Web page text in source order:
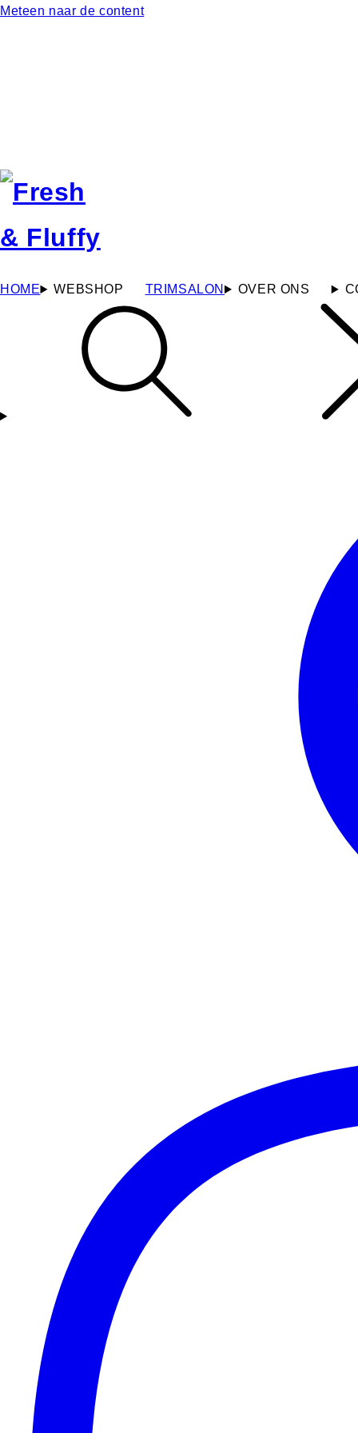
Meteen naar de content
HOME WEBSHOP TRIMSALON OVER ONS